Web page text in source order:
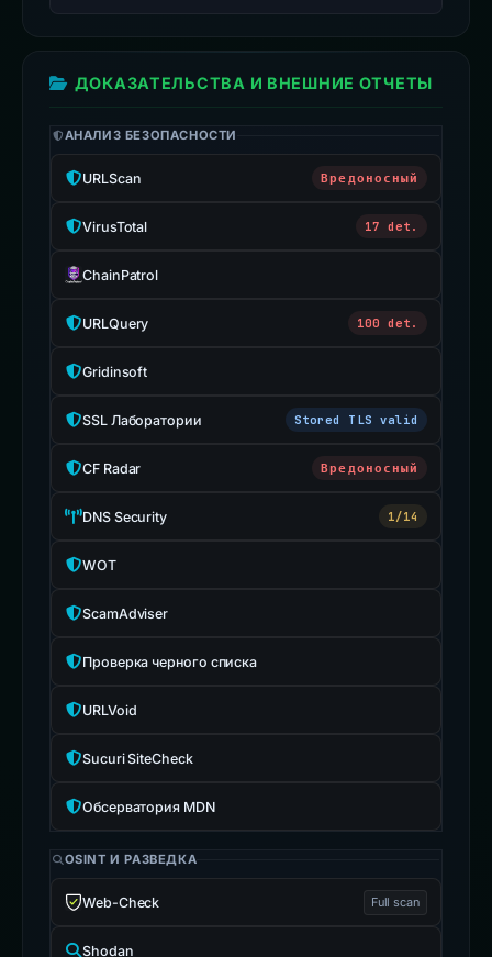
ДОКАЗАТЕЛЬСТВА И ВНЕШНИЕ ОТЧЕТЫ
АНАЛИЗ БЕЗОПАСНОСТИ
URLScan Вредоносный
VirusTotal 17 det.
ChainPatrol
URLQuery 100 det.
Gridinsoft
SSL Лаборатории Stored TLS valid
CF Radar Вредоносный
DNS Security 1/14
WOT
ScamAdviser
Проверка черного списка
URLVoid
Sucuri SiteCheck
Обсерватория MDN
OSINT И РАЗВЕДКА
Web-Check Full scan
Shodan